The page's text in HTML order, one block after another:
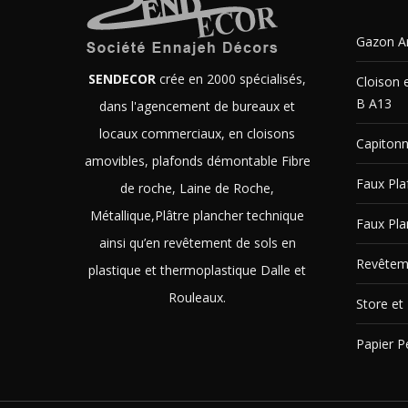
SENDECOR crée en 2000 spécialisés,
dans l'agencement de bureaux et
locaux commerciaux, en cloisons
amovibles, plafonds démontable Fibre
de roche, Laine de Roche,
Métallique,Plâtre plancher technique
ainsi qu’en revêtement de sols en
plastique et thermoplastique Dalle et
Rouleaux.
Gazon
Cloison
B A13
Faux
Faux
Store et
Papier